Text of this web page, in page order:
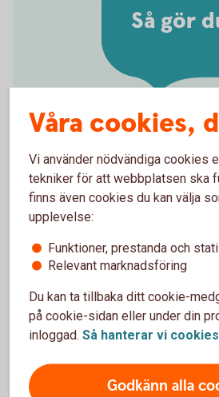
Så gör
Aktivera kortet i butik
uttagsautomat
Valde du PIN-kod själv när du
kort? Eller har du fått ett
använda kortet direkt i
gör det genom att stoppa in
ange din PIN-kod. Därefter kan
vanligt.
Våra cookies,
Vi använder nödvändiga cookies
tekniker för att webbplatsen ska
finns även cookies du kan välja
upplevelse:
Funktioner, prestanda och
Relevant marknadsföring
Du kan ta tillbaka ditt cookie-
på cookie-sidan eller under din
inloggad. Så hanterar vi cookies
Godkänn alla